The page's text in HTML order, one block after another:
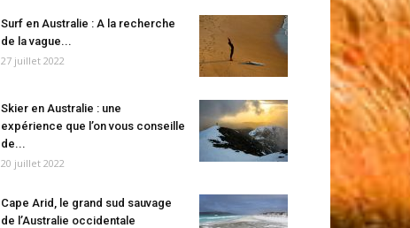
Surf en Australie : A la recherche
de la vague...
27 juillet 2022
Skier en Australie : une
expérience que l’on vous conseille
de...
20 juillet 2022
Cape Arid, le grand sud sauvage
de l’Australie occidentale